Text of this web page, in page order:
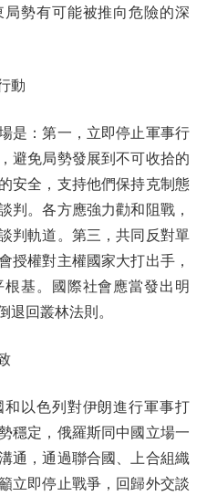
勢有可能被推向危險的深
動
：第一，立即停止軍事行
避免局勢發展到不可收拾的
安全，支持他們保持克制態
判。各方應強力勸和阻戰，
判軌道。第三，共同反對單
授權對主權國家大打出手，
基。國際社會應當發出明
退回叢林法則。
以色列對伊朗進行軍事打
穩定，俄羅斯同中國立場一
通，通過聯合國、上合組織
立即停止戰爭，回歸外交談